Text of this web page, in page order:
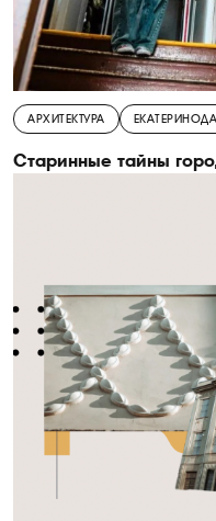
АРХИТЕКТУРА
Старинные тайны